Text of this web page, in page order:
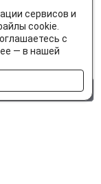
сервисов и
cookie.
с
— в нашей